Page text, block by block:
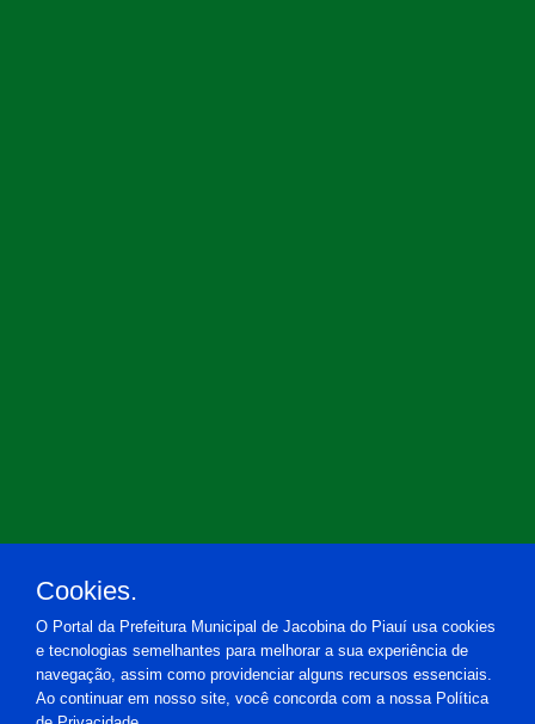
Cookies.
O Portal da Prefeitura Municipal de Jacobina do Piauí usa cookies
e tecnologias semelhantes para melhorar a sua experiência de
navegação, assim como providenciar alguns recursos essenciais.
Ao continuar em nosso site, você concorda com a nossa Política